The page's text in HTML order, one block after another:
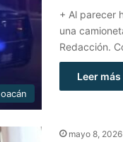
+ Al parecer
una
Redacción.
Leer más
mayo 8, 2026